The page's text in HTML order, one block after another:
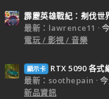
霹靂英雄戰紀：刜伐
最新：lawrence11
電玩 / 影視 / 音樂
顯示卡
RTX 5090 各式
最新：soothepain
新品資訊